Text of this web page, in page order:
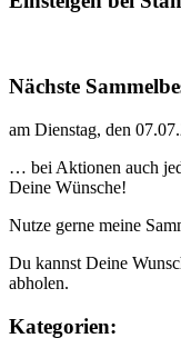
Nächste
am Dienstag, den
… bei Aktionen auch
Deine Wünsche!
Nutze gerne meine
Du kannst Deine
abholen.
Kategorien: